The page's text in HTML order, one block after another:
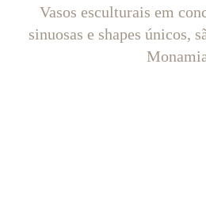
Vasos esculturais em
sinuosas e shapes únicos,